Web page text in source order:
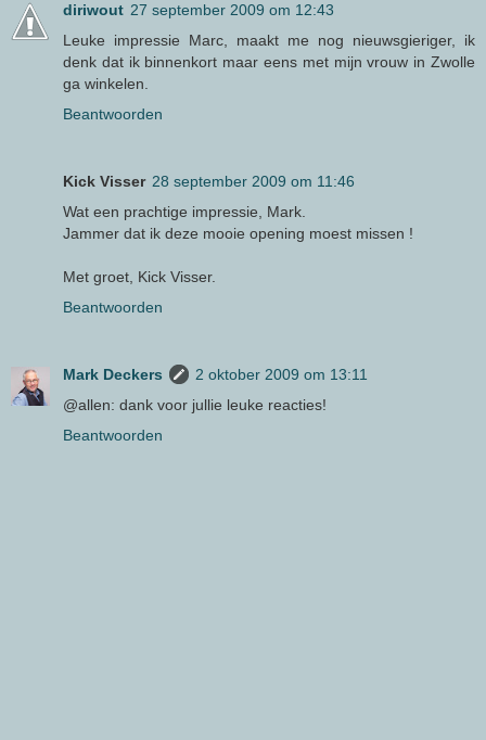
diriwout 27 september 2009 om 12:43
Leuke impressie Marc, maakt me nog nieuwsgieriger, ik
denk dat ik binnenkort maar eens met mijn vrouw in Zwolle
ga winkelen.
Beantwoorden
Kick Visser 28 september 2009 om 11:46
Wat een prachtige impressie, Mark.
Jammer dat ik deze mooie opening moest missen !
Met groet, Kick Visser.
Beantwoorden
Mark Deckers
2 oktober 2009 om 13:11
@allen: dank voor jullie leuke reacties!
Beantwoorden